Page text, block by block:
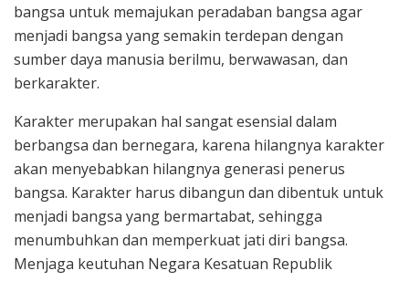
bangsa untuk memajukan peradaban bangsa agar
menjadi bangsa yang semakin terdepan dengan
sumber daya manusia berilmu, berwawasan, dan
berkarakter.
Karakter merupakan hal sangat esensial dalam
berbangsa dan bernegara, karena hilangnya karakter
akan menyebabkan hilangnya generasi penerus
bangsa. Karakter harus dibangun dan dibentuk untuk
menjadi bangsa yang bermartabat, sehingga
menumbuhkan dan memperkuat jati diri bangsa.
Menjaga keutuhan Negara Kesatuan Republik